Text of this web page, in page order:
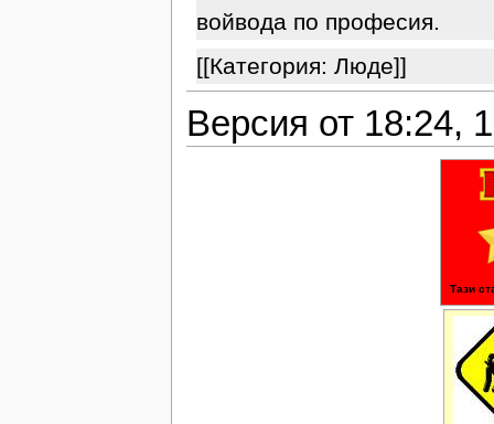
войвода по професия.
[[Категория: Люде]]
Версия от 18:24,
Тази